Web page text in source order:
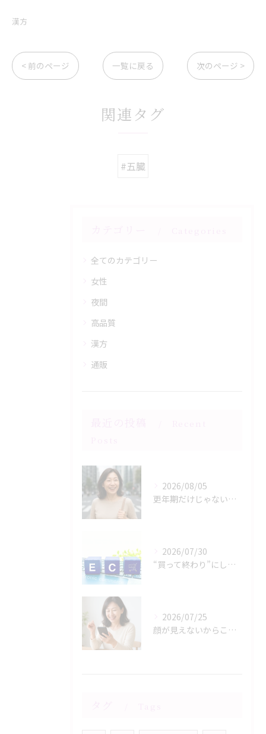
漢方
< 前のページ 一覧に戻る 次のページ >
関連タグ
#五臓
全てのカテゴリー
女性
夜間
高品質
漢方
通販
2026/08/05
更年期だけじゃない？30代後半から始まる体の変化と向き合い方
2026/07/30
“買って終わり”にしない通販―サポート体制が価値になる理由
2026/07/25
顔が見えないからこそ大切―通販ブランドの信頼の作り方